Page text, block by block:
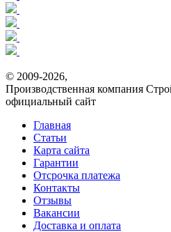
© 2009-2026,
Производственная компания
официальный сайт
Главная
Статьи
Карта сайта
Гарантии
Отсрочка платежа
Контакты
Отзывы
Вакансии
Доставка и оплата